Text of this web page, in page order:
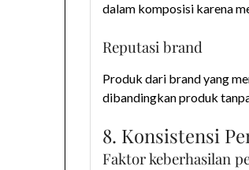
dalam komposisi karena
Reputasi brand
Produk dari brand yang
dibandingkan produk
8. Konsistensi
Faktor keberhasilan